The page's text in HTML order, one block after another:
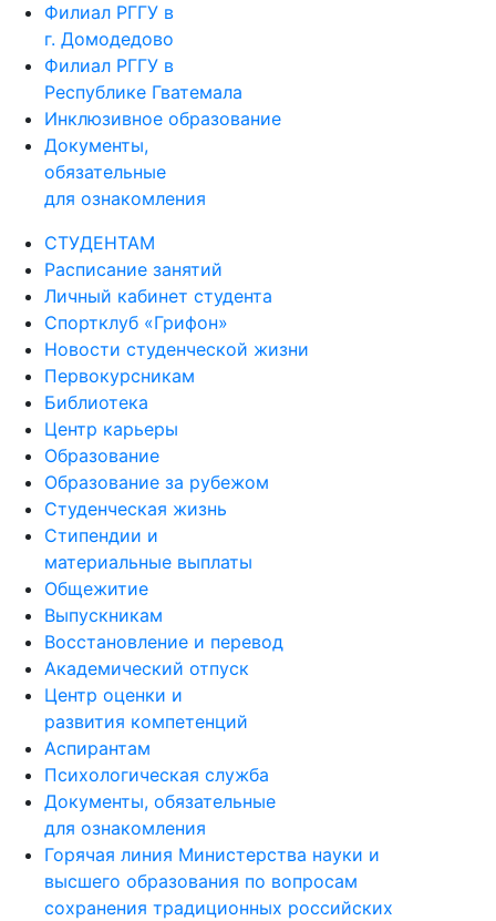
Филиал РГГУ в
г. Домодедово
Филиал РГГУ в
Республике Гватемала
Инклюзивное образование
Документы,
обязательные
для ознакомления
СТУДЕНТАМ
Расписание занятий
Личный кабинет студента
Спортклуб «Грифон»
Новости студенческой жизни
Первокурсникам
Библиотека
Центр карьеры
Образование
Образование за рубежом
Студенческая жизнь
Стипендии и
материальные выплаты
Общежитие
Выпускникам
Восстановление и перевод
Академический отпуск
Центр оценки и
развития компетенций
Аспирантам
Психологическая служба
Документы, обязательные
для ознакомления
Горячая линия Министерства науки и
высшего образования по вопросам
сохранения традиционных российских